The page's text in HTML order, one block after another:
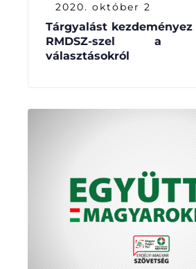
2020. október 2
Tárgyalást kezdeményez
RMDSZ-szel a
választásokról